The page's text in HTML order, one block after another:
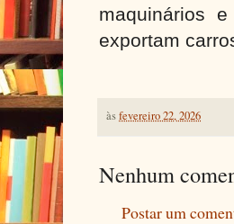
maquinários
exportam
àsfevereiro 22, 2026
Nenhum
Postar um